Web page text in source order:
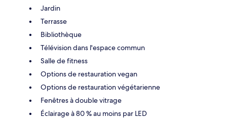
Jardin
Terrasse
Bibliothèque
Télévision dans l'espace commun
Salle de fitness
Options de restauration vegan
Options de restauration végétarienne
Fenêtres à double vitrage
Éclairage à 80 % au moins par LED